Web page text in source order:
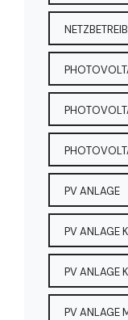
PV ANLAGE
PV ANLAGE
PV ANLAGE
PV ANLAGE